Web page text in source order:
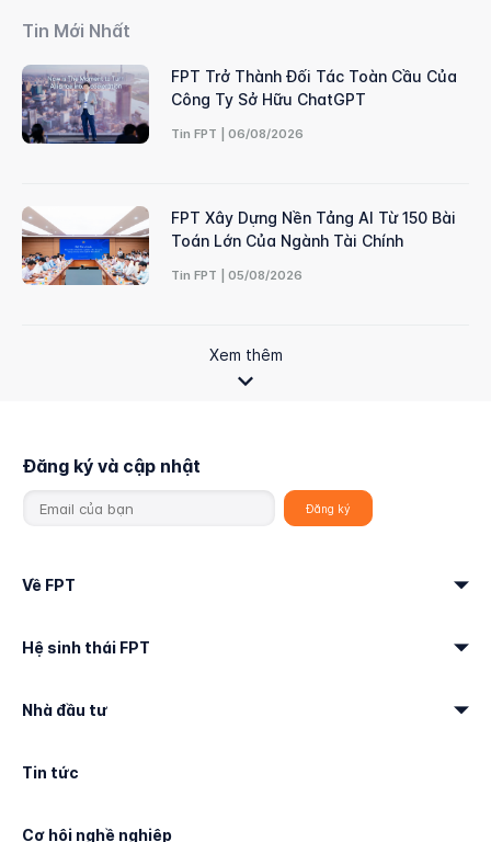
Tin Mới Nhất
FPT Trở Thành Đối Tác Toàn Cầu Của
Công Ty Sở Hữu ChatGPT
Tin FPT | 06/08/2026
FPT Xây Dựng Nền Tảng AI Từ 150 Bài
Toán Lớn Của Ngành Tài Chính
Tin FPT | 05/08/2026
Xem thêm
Đăng ký và cập nhật
Về FPT
Hệ sinh thái FPT
Nhà đầu tư
Tin tức
Cơ hội nghề nghiệp